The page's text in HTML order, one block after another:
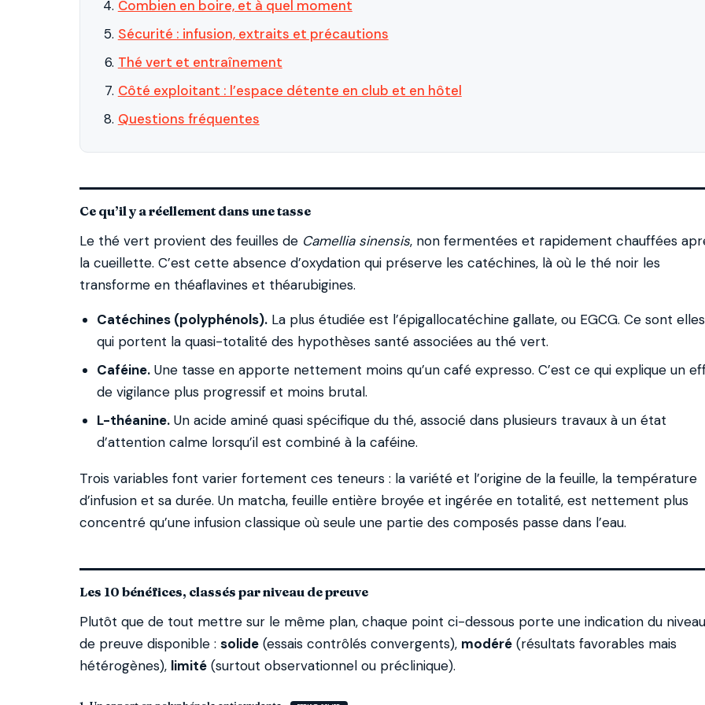
Combien en boire, et à quel moment
Sécurité : infusion, extraits et précautions
Thé vert et entraînement
Côté exploitant : l’espace détente en club et en hôtel
Questions fréquentes
Ce qu’il y a réellement dans une tasse
Le thé vert provient des feuilles de Camellia sinensis, non fermentées et rapidement chauffées
la cueillette. C’est cette absence d’oxydation qui préserve les catéchines, là où le thé noir les
transforme en théaflavines et théarubigines.
Catéchines (polyphénols).La plus étudiée est l’épigallocatéchine gallate, ou EGCG. Ce sont elles
qui portent la quasi-totalité des hypothèses santé associées au thé vert.
Caféine.Une tasse en apporte nettement moins qu’un café expresso. C’est ce qui explique un
de vigilance plus progressif et moins brutal.
L-théanine.Un acide aminé quasi spécifique du thé, associé dans plusieurs travaux à un état
d’attention calme lorsqu’il est combiné à la caféine.
Trois variables font varier fortement ces teneurs : la variété et l’origine de la feuille, la température
d’infusion et sa durée. Un matcha, feuille entière broyée et ingérée en totalité, est nettement plus
concentré qu’une infusion classique où seule une partie des composés passe dans l’eau.
Les 10 bénéfices, classés par niveau de preuve
Plutôt que de tout mettre sur le même plan, chaque point ci-dessous porte une indication du niveau
de preuve disponible : solide(essais contrôlés convergents), modéré(résultats favorables mais
hétérogènes), limité(surtout observationnel ou préclinique).